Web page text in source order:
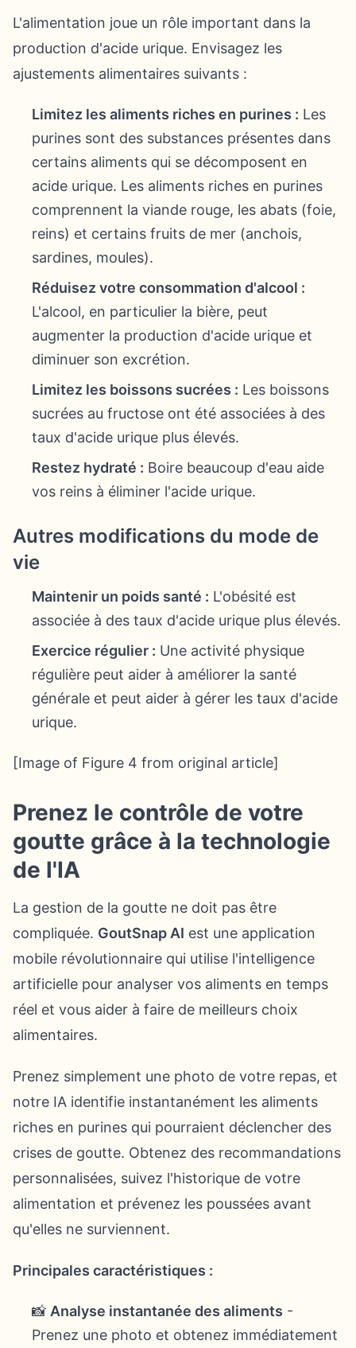
L'alimentation joue un rôle important dans la
production d'acide urique. Envisagez les
ajustements alimentaires suivants :
Limitez les aliments riches en purines : Les
purines sont des substances présentes dans
certains aliments qui se décomposent en
acide urique. Les aliments riches en purines
comprennent la viande rouge, les abats (foie,
reins) et certains fruits de mer (anchois,
sardines, moules).
Réduisez votre consommation d'alcool :
L'alcool, en particulier la bière, peut
augmenter la production d'acide urique et
diminuer son excrétion.
Limitez les boissons sucrées : Les boissons
sucrées au fructose ont été associées à des
taux d'acide urique plus élevés.
Restez hydraté : Boire beaucoup d'eau aide
vos reins à éliminer l'acide urique.
Autres modifications du mode de
vie
Maintenir un poids santé : L'obésité est
associée à des taux d'acide urique plus élevés.
Exercice régulier : Une activité physique
régulière peut aider à améliorer la santé
générale et peut aider à gérer les taux d'acide
urique.
[Image of Figure 4 from original article]
Prenez le contrôle de votre
goutte grâce à la technologie
de l'IA
La gestion de la goutte ne doit pas être
compliquée. GoutSnap AI est une application
mobile révolutionnaire qui utilise l'intelligence
artificielle pour analyser vos aliments en temps
réel et vous aider à faire de meilleurs choix
alimentaires.
Prenez simplement une photo de votre repas, et
notre IA identifie instantanément les aliments
riches en purines qui pourraient déclencher des
crises de goutte. Obtenez des recommandations
personnalisées, suivez l'historique de votre
alimentation et prévenez les poussées avant
qu'elles ne surviennent.
Principales caractéristiques :
📸 Analyse instantanée des aliments -
Prenez une photo et obtenez immédiatement